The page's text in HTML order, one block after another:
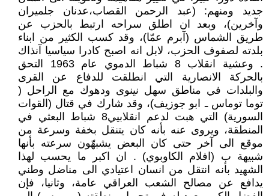
جديد ومنهم: (عبد الرحمن القصاب،عدنان جلميران
وآخرين)، وبعد ان اطلق سراحه ارتبط بالحزب عن
طريق الشماس (آبرم عمّا)، وقد كسب الكثير من ابناء
بلدته لصفوف الحزب، لابل انه اصبح كادرا سياسيا آنذاك
. وعشية انقلاب 8 شباط الدموي عام 1963 التحق
بالحركة الانصارية التي انطلقت للدفاع عن القرى
والبلدات في مناطق سهل نينوى ودهوك مع الراحل (
توما توماس ـ ابو جوزيف)، وقد شارك في قتال (القوات
السورية) التي هبت لدعم انقلابيي8 شباط البعثي في
المنطقة، ويروى عنه بأنه كان يتنقل بخفة وسرعة من
موقع الى آخر حتى كان البعض يشبهّون سرعته بأنها
شبيهة ب (افلام الكاوبوي) . ان اكبر ما يحسب لهذا
الشهيد بأنه انتقل من انسان اعتيادي الى مناضل وطني
يدافع عن مصالح الشعب العراقي عامة، وثانيا، فإن